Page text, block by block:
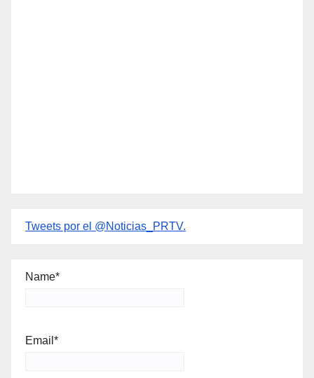
Tweets por el @Noticias_PRTV.
Name*
Email*